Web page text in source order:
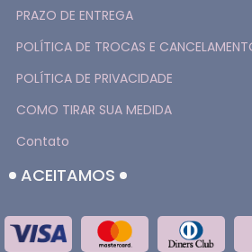
PRAZO DE ENTREGA
POLÍTICA DE TROCAS E
POLÍTICA DE PRIVACIDADE
COMO TIRAR SUA MEDIDA
Contato
ACEITAMOS